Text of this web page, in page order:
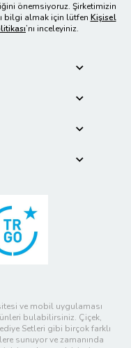
önemsiyoruz. Şirketimizin
bilgi almak için lütfen Kişisel
’nı inceleyiniz.
ve mobil uygulaması
bulabilirsiniz. Çiçek,
Setleri gibi birçok farklı
sunuyor ve zamanında